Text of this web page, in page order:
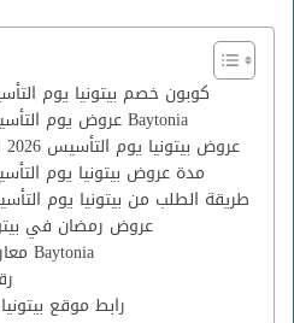
كوبون خصم بيتونيا يوم
عروض يوم التأسيس 2026 Baytonia
عروض بيتونيا يوم التأسيس 2026 الكراسي
مدة عروض بيتونيا يوم
طريقة الطلب من بيتونيا يوم التأسيس
عروض رمضان في
معارض فروع Baytonia
رابط موقع